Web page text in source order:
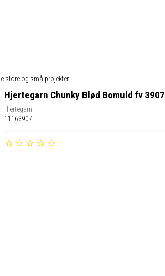
store og små projekter.
Hjertegarn Chunky Blød Bomuld fv 3907
Hjertegarn
11163907